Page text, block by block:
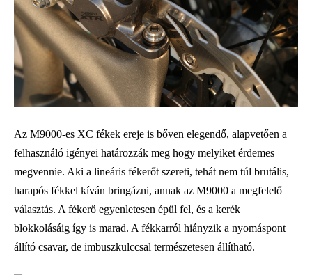
Az M9000-es XC fékek ereje is bőven elegendő, alapvetően a
felhasználó igényei határozzák meg hogy melyiket érdemes
megvennie. Aki a lineáris fékerőt szereti, tehát nem túl brutális,
harapós fékkel kíván bringázni, annak az M9000 a megfelelő
választás. A fékerő egyenletesen épül fel, és a kerék
blokkolásáig így is marad. A fékkarról hiányzik a nyomáspont
állító csavar, de imbuszkulccsal természetesen állítható.